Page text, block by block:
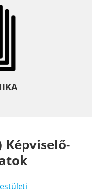
Képviselő-